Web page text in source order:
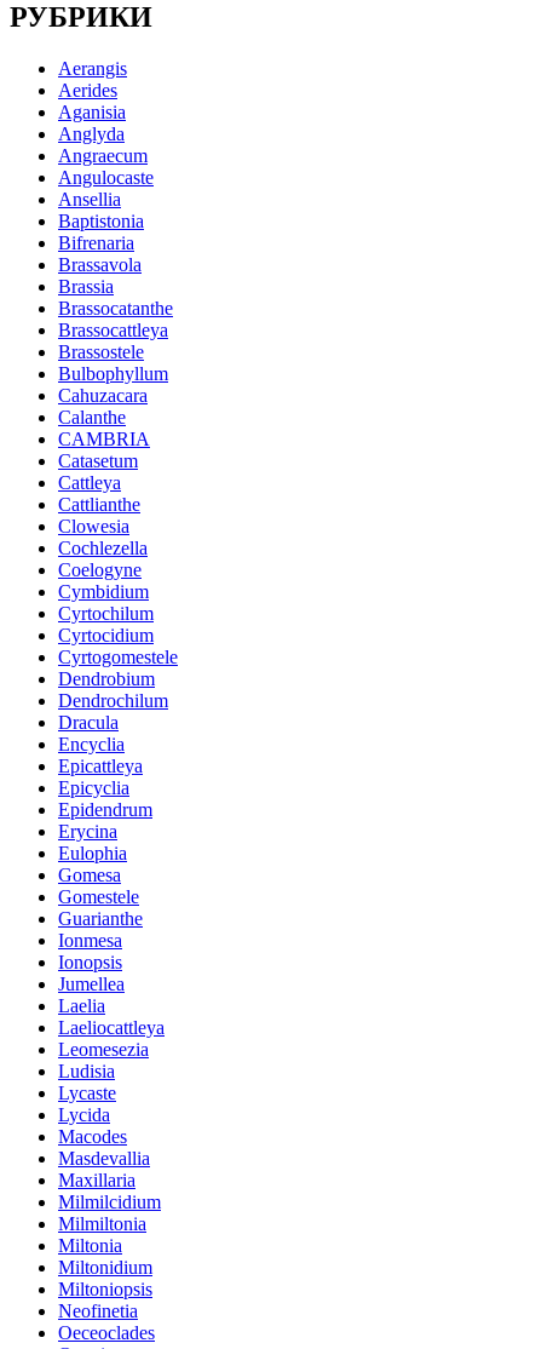
РУБРИКИ
Aerangis
Aerides
Aganisia
Anglyda
Angraecum
Angulocaste
Ansellia
Baptistonia
Bifrenaria
Brassavola
Brassia
Brassocatanthe
Brassocattleya
Brassostele
Bulbophyllum
Cahuzacara
Calanthe
CAMBRIA
Catasetum
Cattleya
Cattlianthe
Clowesia
Cochlezella
Coelogyne
Cymbidium
Cyrtochilum
Cyrtocidium
Cyrtogomestele
Dendrobium
Dendrochilum
Dracula
Encyclia
Epicattleya
Epicyclia
Epidendrum
Erycina
Eulophia
Gomesa
Gomestele
Guarianthe
Ionmesa
Ionopsis
Jumellea
Laelia
Laeliocattleya
Leomesezia
Ludisia
Lycaste
Lycida
Macodes
Masdevallia
Maxillaria
Milmilcidium
Milmiltonia
Miltonia
Miltonidium
Miltoniopsis
Neofinetia
Oeceoclades